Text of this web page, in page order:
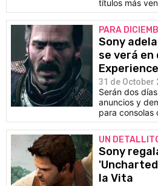
títulos más
PARA
Sony
se verá
31 de October
Serán dos
anuncios y
para consolas
UN
Sony
la Vita